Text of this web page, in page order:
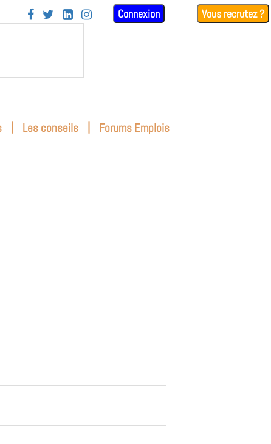
    Connexion Vous recrutez ?
| Les conseils | Forums Emplois